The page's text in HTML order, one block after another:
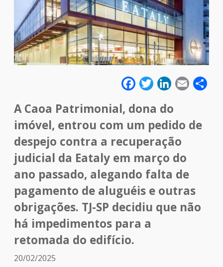
Facebook
TwitterLinkedIn
Email
A Caoa Patrimonial, dona do
imóvel, entrou com um pedido de
despejo contra a recuperação
judicial da Eataly em março do
ano passado, alegando falta de
pagamento de aluguéis e outras
obrigações. TJ-SP decidiu que não
há impedimentos para a
retomada do edifício.
20/02/2025